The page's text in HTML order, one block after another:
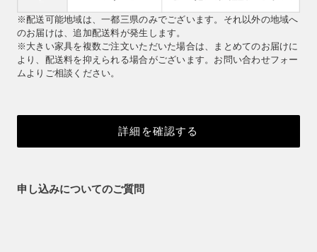
※配送可能地域は、一都三県のみでございます。それ以外の地域へ
のお届けは、追加配送料が発生します。
※大きい家具を複数ご注文いただいた場合は、まとめてのお届けに
より、配送料を抑えられる場合がございます。お問い合わせフォー
ムよりご相談ください。
詳細を確認する
申し込みについてのご質問